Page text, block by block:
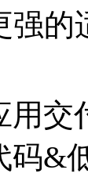
强的
用交
&